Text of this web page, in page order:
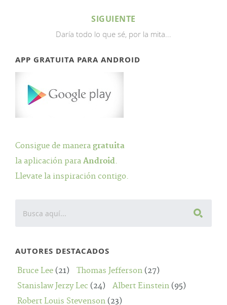
SIGUIENTE
Daría todo lo que sé, por la mita...
APP GRATUITA PARA ANDROID
Consigue de manera gratuita
la aplicación para Android.
Llevate la inspiración contigo.
AUTORES DESTACADOS
Bruce Lee (21) Thomas Jefferson (27)
Stanislaw Jerzy Lec (24) Albert Einstein (95)
Robert Louis Stevenson (23)